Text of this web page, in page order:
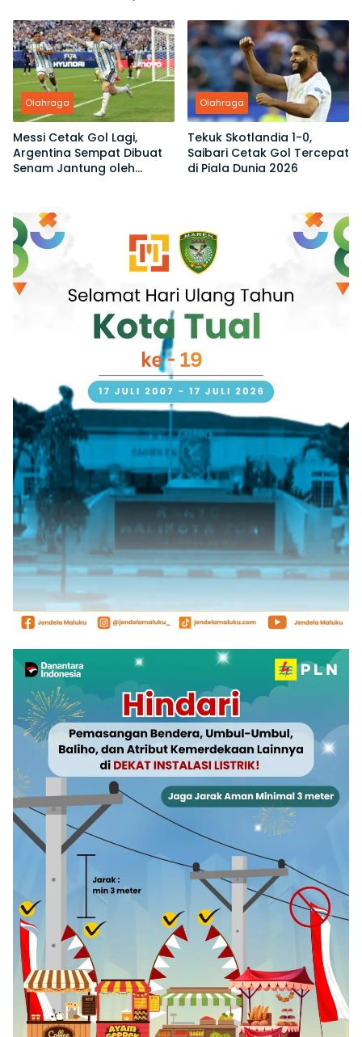
Ketua
Olahraga
Messi Cetak Gol Lagi,
Argentina Sempat Dibuat
Senam Jantung oleh
Olahraga
Tekuk Skotlandia 1-0,
Saibari Cetak Gol Tercepat
di Piala Dunia 2026